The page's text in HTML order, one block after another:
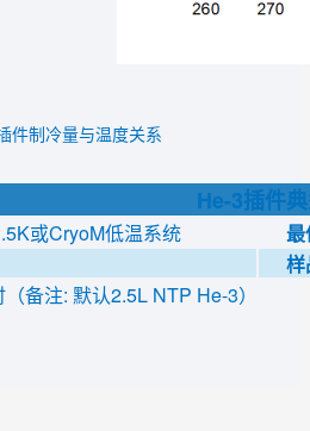
件制冷量与温度关系
He-3插件
或CryoM低温系统
最
样
备注: 默认2.5L NTP He-3）